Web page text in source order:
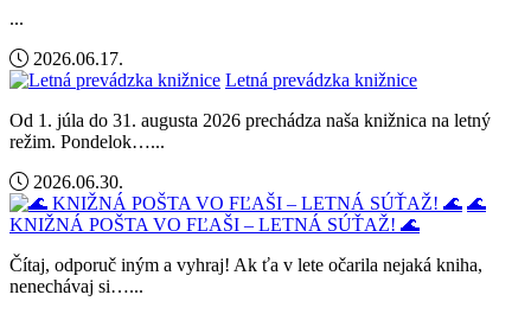
...
2026.06.17.
Letná prevádzka knižnice
Od 1. júla do 31. augusta 2026 prechádza naša knižnica na letný
režim. Pondelok…...
2026.06.30.
🌊
KNIŽNÁ POŠTA VO FĽAŠI – LETNÁ SÚŤAŽ! 🌊
Čítaj, odporuč iným a vyhraj! Ak ťa v lete očarila nejaká kniha,
nenechávaj si…...